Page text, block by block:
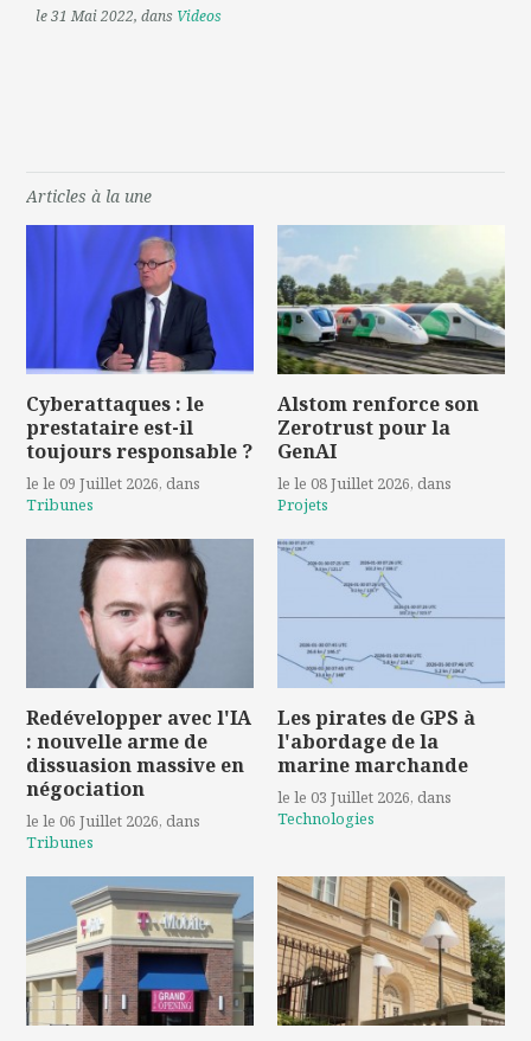
le 31 Mai 2022, dans Videos
Articles à la une
Cyberattaques : le
prestataire est-il
toujours responsable ?
le le 09 Juillet 2026, dans
Tribunes
Alstom renforce son
Zerotrust pour la
GenAI
le le 08 Juillet 2026, dans
Projets
Redévelopper avec l'IA
: nouvelle arme de
dissuasion massive en
négociation
le le 06 Juillet 2026, dans
Tribunes
Les pirates de GPS à
l'abordage de la
marine marchande
le le 03 Juillet 2026, dans
Technologies